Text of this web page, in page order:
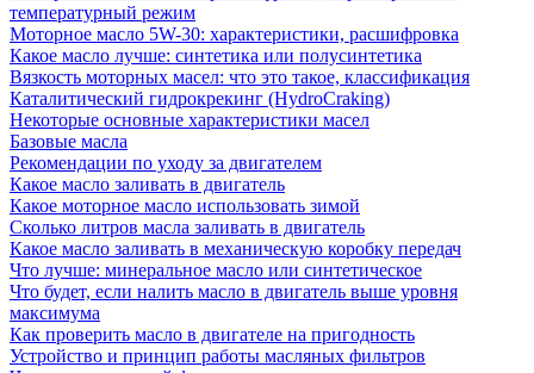
температурный режим
Моторное масло 5W-30: характеристики, расшифровка
Какое масло лучше: синтетика или полусинтетика
Вязкость моторных масел: что это такое, классификация
Каталитический гидрокрекинг (НydroСraking)
Некоторые основные характеристики масел
Базовые масла
Рекомендации по уходу за двигателем
Какое масло заливать в двигатель
Какое моторное масло использовать зимой
Сколько литров масла заливать в двигатель
Какое масло заливать в механическую коробку передач
Что лучше: минеральное масло или синтетическое
Что будет, если налить масло в двигатель выше уровня
максимума
Как проверить масло в двигателе на пригодность
Устройство и принцип работы масляных фильтров